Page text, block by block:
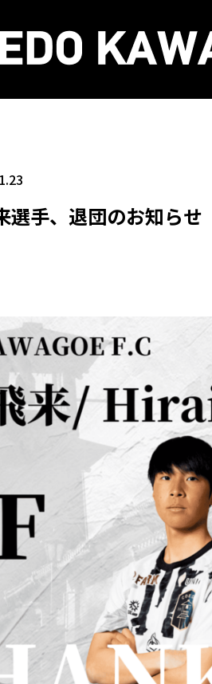
選手、退団のお知らせ